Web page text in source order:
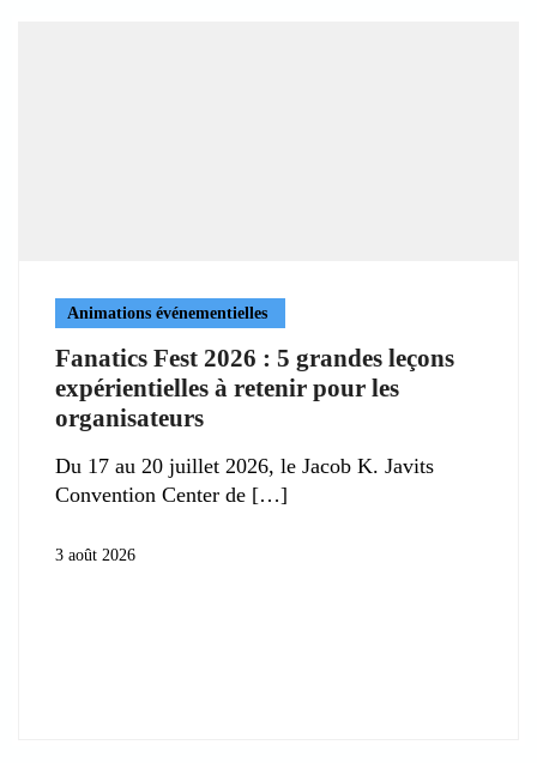
Animations événementielles
Fanatics Fest 2026 : 5 grandes leçons
expérientielles à retenir pour les
organisateurs
Du 17 au 20 juillet 2026, le Jacob K. Javits
Convention Center de
3 août 2026